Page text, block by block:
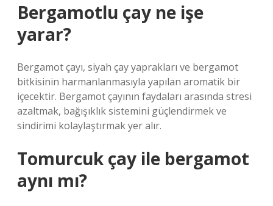
Bergamotlu çay ne işe
yarar?
Bergamot çayı, siyah çay yaprakları ve bergamot
bitkisinin harmanlanmasıyla yapılan aromatik bir
içecektir. Bergamot çayının faydaları arasında stresi
azaltmak, bağışıklık sistemini güçlendirmek ve
sindirimi kolaylaştırmak yer alır.
Tomurcuk çay ile bergamot
aynı mı?